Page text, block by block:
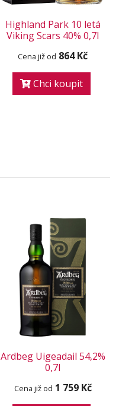
Highland Park 10 letá
Viking Scars 40% 0,7l
Cena již od 864 Kč
Chci koupit
Ardbeg Uigeadail 54,2%
0,7l
Cena již od 1 759 Kč